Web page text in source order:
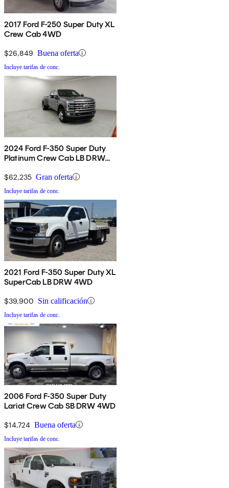
2017 Ford F-250 Super Duty XL
Crew Cab 4WD
$26,849 Buena oferta
Incluye tarifas de conc.
2024 Ford F-350 Super Duty
Platinum Crew Cab LB DRW
$62,235 Gran oferta
Incluye tarifas de conc.
2021 Ford F-350 Super Duty XL
SuperCab LB DRW 4WD
$39,900 Sin calificación
Incluye tarifas de conc.
2006 Ford F-350 Super Duty
Lariat Crew Cab SB DRW 4WD
$14,724 Buena oferta
Incluye tarifas de conc.